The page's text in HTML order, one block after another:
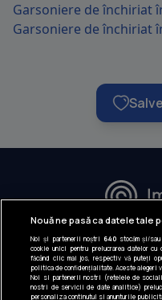
Garsoniere de închiriat
Garsoniere de închiriat
Nouă ne pasă ca datele tale
Noi și partenerii noștri 640stocăm și/
cookie unici pentru prelucrarea datelor cu
făcând clic mai jos, respectiv vă puteți
politica de confidențialitate. Aceste alegeri
Noi si partenerii nostri (retelele de
nostri de servicii de date analitice)
personaliza continutul si anunturile